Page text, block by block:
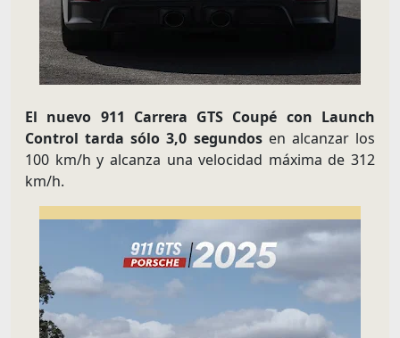
El nuevo 911 Carrera GTS Coupé con Launch
Control tarda sólo 3,0 segundos en alcanzar los
100 km/h y alcanza una velocidad máxima de 312
km/h.